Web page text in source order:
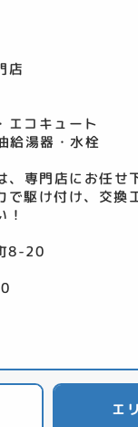
店
エコキュート
給湯器・水栓
専門店にお任せ
駆け付け、交換
8-20
エ